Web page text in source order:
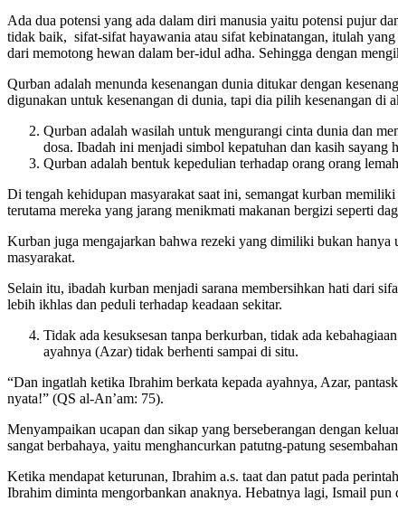
Ada dua potensi yang ada dalam diri manusia yaitu potensi pujur
tidak baik, sifat-sifat hayawania atau sifat kebinatangan, itulah
dari memotong hewan dalam ber-idul adha. Sehingga dengan
Qurban adalah menunda kesenangan dunia ditukar dengan
digunakan untuk kesenangan di dunia, tapi dia pilih kesenangan di
Qurban adalah wasilah untuk mengurangi cinta dunia dan
dosa. Ibadah ini menjadi simbol kepatuhan dan kasih sayang
Qurban adalah bentuk kepedulian terhadap orang orang
Di tengah kehidupan masyarakat saat ini, semangat kurban
terutama mereka yang jarang menikmati makanan bergizi seperti
Kurban juga mengajarkan bahwa rezeki yang dimiliki bukan hanya
masyarakat.
Selain itu, ibadah kurban menjadi sarana membersihkan hati dari
lebih ikhlas dan peduli terhadap keadaan sekitar.
Tidak ada kesuksesan tanpa berkurban, tidak ada
ayahnya (Azar) tidak berhenti sampai di situ.
“Dan ingatlah ketika Ibrahim berkata kepada ayahnya, Azar,
nyata!” (QS al-An’am: 75).
Menyampaikan ucapan dan sikap yang berseberangan dengan
sangat berbahaya, yaitu menghancurkan patutng-patung
Ketika mendapat keturunan, Ibrahim a.s. taat dan patut pada
Ibrahim diminta mengorbankan anaknya. Hebatnya lagi, Ismail